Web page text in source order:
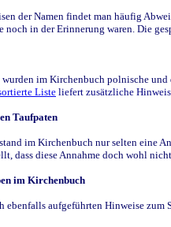
der Namen findet man häufig
noch in der Erinnerung waren. Die
im Kirchenbuch polnische
Liste liefert zusätzliche
Taufpaten
im Kirchenbuch nur selten eine
dass diese Annahme doch wohl
im Kirchenbuch
ebenfalls aufgeführten Hinweise zum